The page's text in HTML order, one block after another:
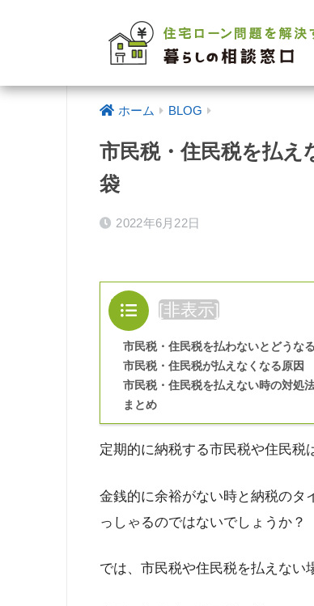
ホーム BLOG
市民税・住民税を払
袋
2022年6月22日
目次 [非表示]
市民税・住民税を払わないとどうな
市民税・住民税が払えなくなる原因
市民税・住民税を払えない時の対処
まとめ
定期的に納税する市民税や住民税
金銭的に余裕がない時と納税のタ
っしゃるのではないでしょうか？
では、市民税や住民税を払えない